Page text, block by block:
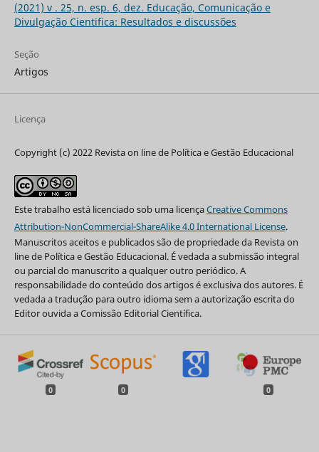
(2021) v . 25, n. esp. 6, dez. Educação, Comunicação e
Divulgação Cientifica: Resultados e discussões
Seção
Artigos
Licença
Copyright (c) 2022 Revista on line de Política e Gestão Educacional
Este trabalho está licenciado sob uma licençaCreative Commons
Attribution-NonCommercial-ShareAlike 4.0 International License.
Manuscritos aceitos e publicados são de propriedade da Revista on
line de Política e Gestão Educacional. É vedada a submissão integral
ou parcial do manuscrito a qualquer outro periódico. A
responsabilidade do conteúdo dos artigos é exclusiva dos autores. É
vedada a tradução para outro idioma sem a autorização escrita do
Editor ouvida a Comissão Editorial Científica.
0 0 0